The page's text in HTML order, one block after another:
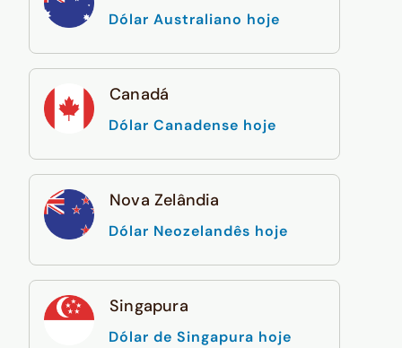
Dólar Australiano hoje
Canadá
Dólar Canadense hoje
Nova Zelândia
Dólar Neozelandês hoje
Singapura
Dólar de Singapura hoje